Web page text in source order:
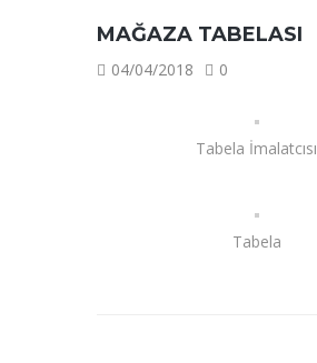
MAĞAZA TABELASI
04/04/2018 0
Tabela İmalatcısı
Tabela